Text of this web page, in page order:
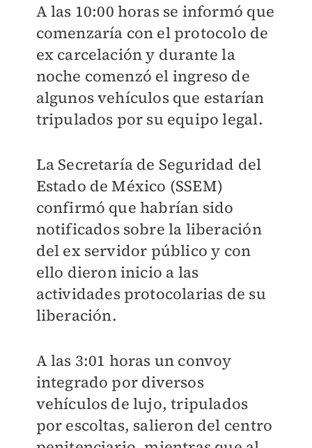
A las 10:00 horas se informó que
comenzaría con el protocolo de
ex carcelación y durante la
noche comenzó el ingreso de
algunos vehículos que estarían
tripulados por su equipo legal.
La Secretaría de Seguridad del
Estado de México (SSEM)
confirmó que habrían sido
notificados sobre la liberación
del ex servidor público y con
ello dieron inicio a las
actividades protocolarias de su
liberación.
A las 3:01 horas un convoy
integrado por diversos
vehículos de lujo, tripulados
por escoltas, salieron del centro